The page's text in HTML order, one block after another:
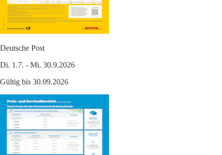
Deutsche Post
Di. 1.7. - Mi. 30.9.2026
Gültig bis 30.09.2026